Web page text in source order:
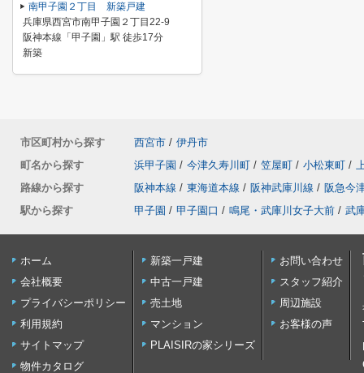
南甲子園２丁目 新築戸建
兵庫県西宮市南甲子園２丁目22-9
阪神本線「甲子園」駅 徒歩17分
新築
市区町村から探す 西宮市 / 伊丹市
町名から探す
浜甲子園 / 今津久寿川町 / 笠屋町 / 小松東町 /
路線から探す
阪神本線 / 東海道本線 / 阪神武庫川線 / 阪急今
駅から探す
甲子園 / 甲子園口 / 鳴尾・武庫川女子大前 / 武
ホーム
会社概要
プライバシーポリシー
利用規約
サイトマップ
物件カタログ
新築一戸建
中古一戸建
売土地
マンション
PLAISIRの家シリーズ
お問い合わせ
スタッフ紹介
周辺施設
お客様の声